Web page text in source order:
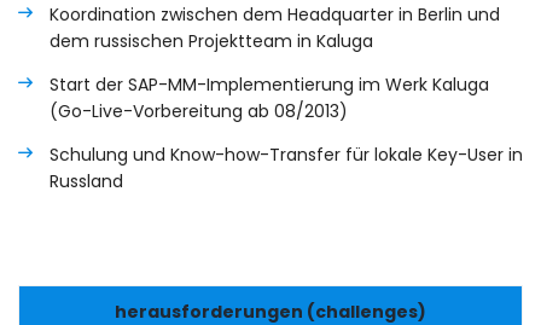
Koordination zwischen dem Headquarter in Berlin und
dem russischen Projektteam in Kaluga
Start der SAP-MM-Implementierung im Werk Kaluga
(Go-Live-Vorbereitung ab 08/2013)
Schulung und Know-how-Transfer für lokale Key-User in
Russland
herausforderungen (challenges)